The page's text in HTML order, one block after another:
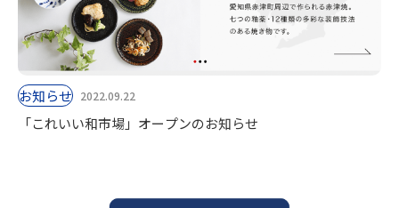
お知らせ 2022.09.22
「これいい和市場」オープンのお知らせ